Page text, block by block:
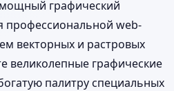
мощный графический
профессиональной web-
векторных и растровых
великолепные графические
палитру специальных